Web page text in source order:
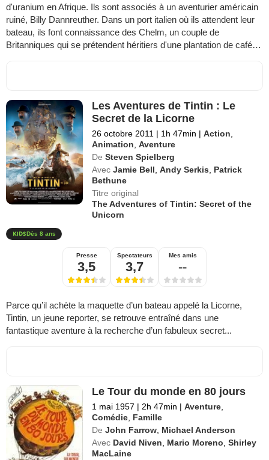
d'uranium en Afrique. Ils sont associés à un aventurier américain
ruiné, Billy Dannreuther. Dans un port italien où ils attendent leur
bateau, ils font connaissance des Chelm, un couple de
Britanniques qui se prétendent héritiers d'une plantation de café…
Les Aventures de Tintin : Le
Secret de la Licorne
26 octobre 2011 | 1h 47min | Action
Animation ,Aventure
De Steven Spielberg
Avec Jamie Bell ,Andy Serkis
Patrick
Bethune
Titre original
The Adventures of Tintin: Secret of the
Unicorn
Dès 8 ans
Presse
3,5
Spectateurs
3,7
Mes amis
--
Parce qu’il achète la maquette d’un bateau appelé la Licorne,
Tintin, un jeune reporter, se retrouve entraîné dans une
fantastique aventure à la recherche d’un fabuleux secret...
Le Tour du monde en 80 jours
1 mai 1957 | 2h 47min | Aventure
Comédie Famille
De John Farrow Michael Anderson
Avec David Niven Mario Moreno ,Shirley
MacLaine